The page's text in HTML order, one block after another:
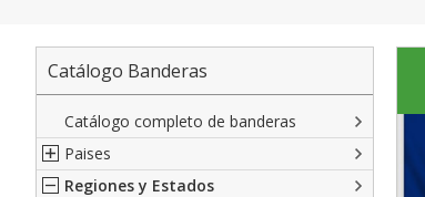
Catálogo Banderas
Catálogo completo de banderas
Paises
Norte América
Regiones y Estados